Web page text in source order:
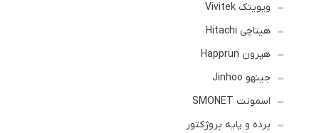
ویویتک Vivitek
هیتاچی Hitachi
هپرون Happrun
جینهو Jinhoo
اسمونت SMONET
پرده و پایه پروژکتور